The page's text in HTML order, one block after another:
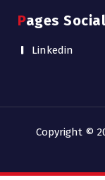
Pages
Linkedin
Copyright ©